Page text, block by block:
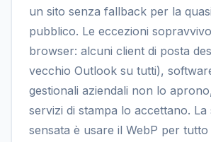
un sito senza fallback per la
pubblico. Le eccezioni
browser: alcuni client di posta
vecchio Outlook su tutti),
gestionali aziendali non lo
servizi di stampa lo accettano. La
sensata è usare il WebP per